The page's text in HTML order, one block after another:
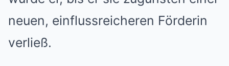
neuen, einflussreicheren Förderin
verließ.